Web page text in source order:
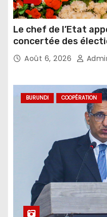
Le chef de l’Etat
concertée des
Août 6, 2026
BURUNDI COOPÉRATION